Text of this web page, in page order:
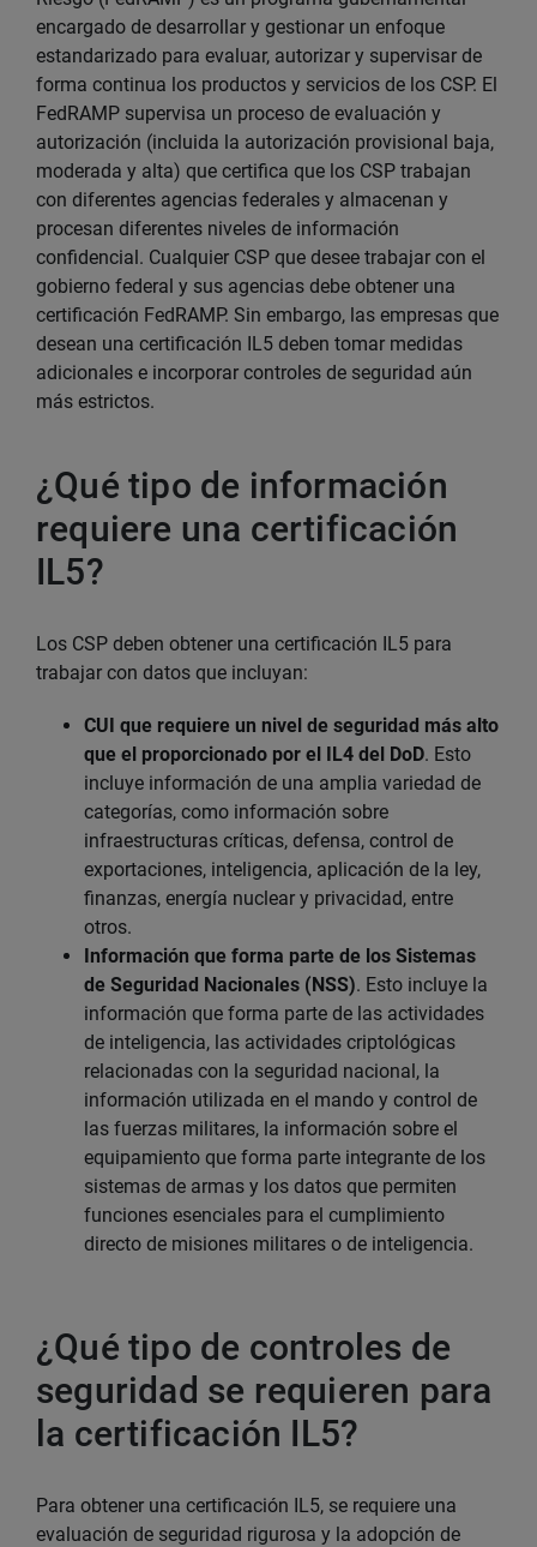
encargado de desarrollar y gestionar un enfoque
estandarizado para evaluar, autorizar y supervisar de
forma continua los productos y servicios de los CSP. El
FedRAMP supervisa un proceso de evaluación y
autorización (incluida la autorización provisional baja,
moderada y alta) que certifica que los CSP trabajan
con diferentes agencias federales y almacenan y
procesan diferentes niveles de información
confidencial. Cualquier CSP que desee trabajar con el
gobierno federal y sus agencias debe obtener una
certificación FedRAMP. Sin embargo, las empresas que
desean una certificación IL5 deben tomar medidas
adicionales e incorporar controles de seguridad aún
más estrictos.
¿Qué tipo de información
requiere una certificación
IL5?
Los CSP deben obtener una certificación IL5 para
trabajar con datos que incluyan:
CUI que requiere un nivel de seguridad más alto
que el proporcionado por el IL4 del DoD. Esto
incluye información de una amplia variedad de
categorías, como información sobre
infraestructuras críticas, defensa, control de
exportaciones, inteligencia, aplicación de la ley,
finanzas, energía nuclear y privacidad, entre
otros.
Información que forma parte de los Sistemas
de Seguridad Nacionales (NSS). Esto incluye la
información que forma parte de las actividades
de inteligencia, las actividades criptológicas
relacionadas con la seguridad nacional, la
información utilizada en el mando y control de
las fuerzas militares, la información sobre el
equipamiento que forma parte integrante de los
sistemas de armas y los datos que permiten
funciones esenciales para el cumplimiento
directo de misiones militares o de inteligencia.
¿Qué tipo de controles de
seguridad se requieren para
la certificación IL5?
Para obtener una certificación IL5, se requiere una
evaluación de seguridad rigurosa y la adopción de